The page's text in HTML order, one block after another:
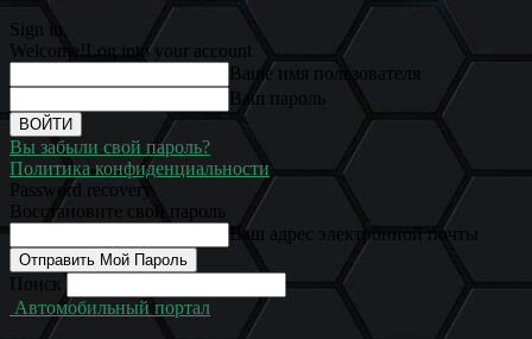
Sign in
Welcome! Log into your account
Ваше имя пользователя
Ваш пароль
Вы забыли свой пароль?
Политика конфиденциальности
Password recovery
Восстановите свой пароль
Ваш адрес электронной почты
Поиск
Автомобильный портал